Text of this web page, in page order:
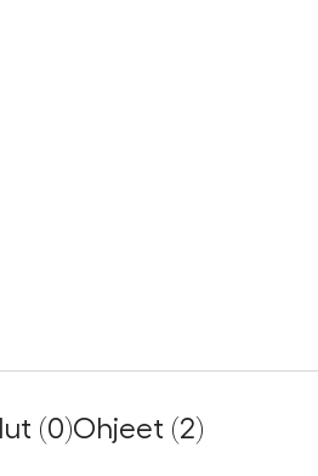
(0)Ohjeet (2)